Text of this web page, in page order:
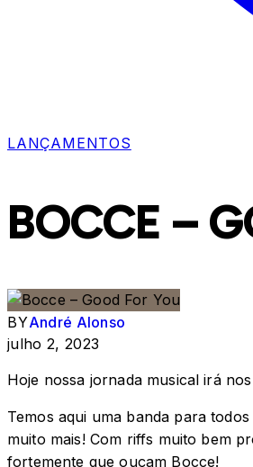
LANÇAMENTOS
BOCCE –
BYAndré Alonso
julho 2, 2023
Hoje nossa jornada musical irá
Temos aqui uma banda para
muito mais! Com riffs muito bem
fortemente que ouçam Bocce!